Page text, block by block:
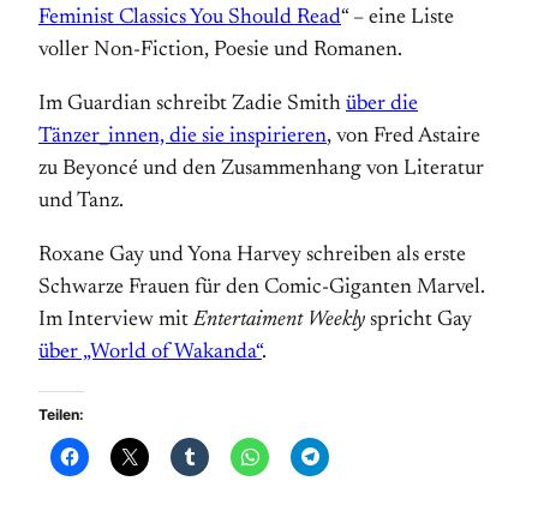
Feminist Classics You Should Read“ – eine Liste
voller Non-Fiction, Poesie und Romanen.
Im Guardian schreibt Zadie Smith über die
Tänzer_innen, die sie inspirieren, von Fred Astaire
zu Beyoncé und den Zusammenhang von Literatur
und Tanz.
Roxane Gay und Yona Harvey schreiben als erste
Schwarze Frauen für den Comic-Giganten Marvel.
Im Interview mit Entertaiment Weekly spricht Gay
über „World of Wakanda“.
Teilen: